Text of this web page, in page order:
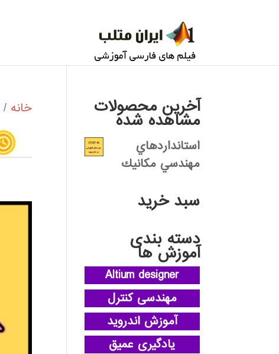
خانه / آخرین محصولات
مشاهده شده
استانداردهاي
مهندسي مكانيك
سبد خرید
دسته بندی
آموزش ها
Altium designer
مهندسی کنترل
آموزش اندروید
یادگیری عمیق